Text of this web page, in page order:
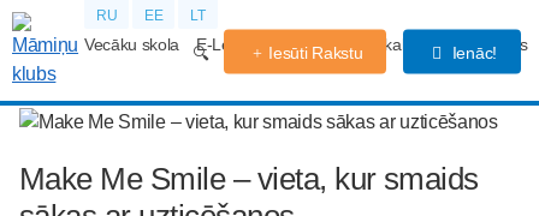
RU EE LT
Vecāku skola E-Lekcijas Grūtniecības kalendārs Forums
Iesūti Rakstu Ienāc!
Make Me Smile – vieta, kur smaids